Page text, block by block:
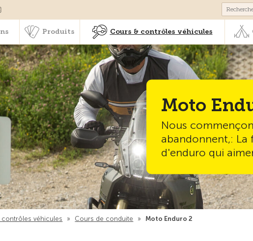
Cours & contrôles
Produits Cours & contrôles véhicules
Moto
Nous
abandonnent,:
d'enduro qui
contrôles véhicules » Cours de conduite » Moto Enduro 2